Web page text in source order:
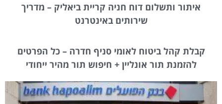
איתור ותשלום דוח חניה קריית ביאליק – מדריך
שירותים באינטרנט
קבלת קהל ביטוח לאומי סניף חדרה – כל הפרטים
להזמנת תור אונליין + חיפוש תור מהיר ייחודי